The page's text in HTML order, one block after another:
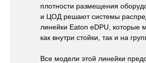
плотности размещения
и ЦОД решают системы
линейки Eaton eDPU, которые
как внутри стойки, так и на
Все модели этой линейки